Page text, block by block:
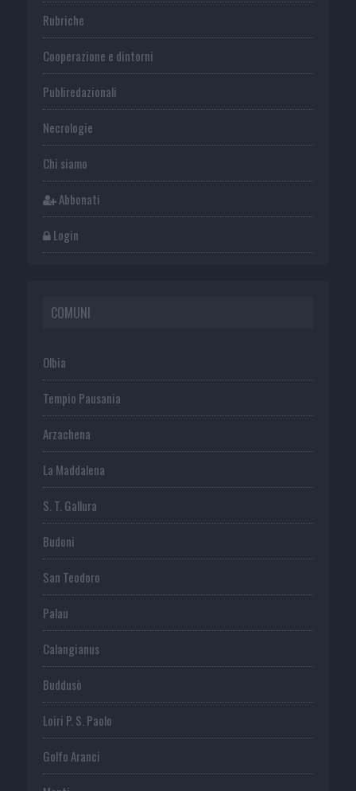
Rubriche
Cooperazione e dintorni
Publiredazionali
Necrologie
Chi siamo
Abbonati
Login
COMUNI
Olbia
Tempio Pausania
Arzachena
La Maddalena
S. T. Gallura
Budoni
San Teodoro
Palau
Calangianus
Buddusò
Loiri P. S. Paolo
Golfo Aranci